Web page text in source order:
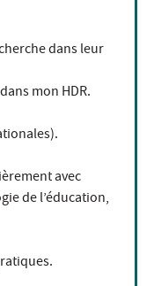
dans leur
mon HDR.
avec
de l’éducation,